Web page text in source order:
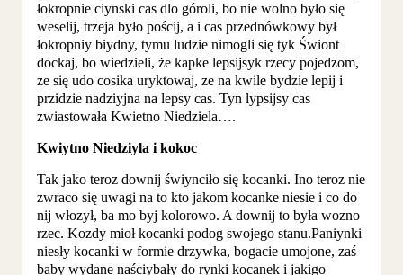
łokropnie ciynski cas dlo góroli, bo nie wolno było się
weselij, trzeja było pościj, a i cas przednówkowy był
łokropniy biydny, tymu ludzie nimogli się tyk Świont
dockaj, bo wiedzieli, że kapke lepsijsyk rzecy pojedzom,
ze się udo cosika uryktowaj, ze na kwile bydzie lepij i
przidzie nadziyjna na lepsy cas. Tyn lypsijsy cas
zwiastowała Kwietno Niedziela….
Kwiytno Niedziyla i kokoc
Tak jako teroz downij świynciło się kocanki. Ino teroz nie
zwraco się uwagi na to kto jakom kocanke niesie i co do
nij włozył, ba mo byj kolorowo. A downij to była wozno
rzec. Kozdy mioł kocanki podog swojego stanu.Paniynki
niesły kocanki w formie drzywka, bogacie umojone, zaś
baby wydane naściybały do rynki kocanek i jakigo